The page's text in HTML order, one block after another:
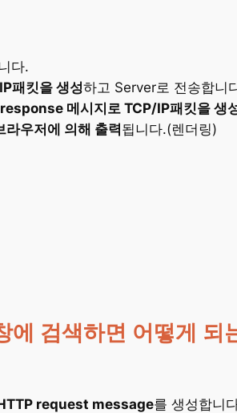
다.
패킷을 생성하고 Server로 전송합니
메시지로 TCP/IP패킷을 생
우저에 의해 출력됩니다.(렌더링)
검색하면 어떻게 되
request message를 생성합니